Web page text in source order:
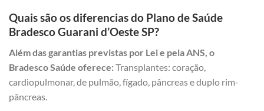
Quais são os diferencias do Plano de Saúde
Bradesco Guarani d’Oeste SP?
Além das garantias previstas por Lei e pela ANS, o
Bradesco Saúde oferece:Transplantes: coração,
cardiopulmonar, de pulmão, fígado, pâncreas e duplo rim-
pâncreas.